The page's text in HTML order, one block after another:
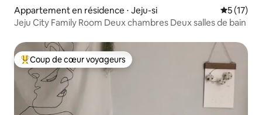
Appartement en résidence ⋅ Jeju-si
5 (17)
Jeju City Family Room Deux chambres Deux salles de bain
Coups de cœur voyageurs les plus appréciés
Coup de cœur voyageurs